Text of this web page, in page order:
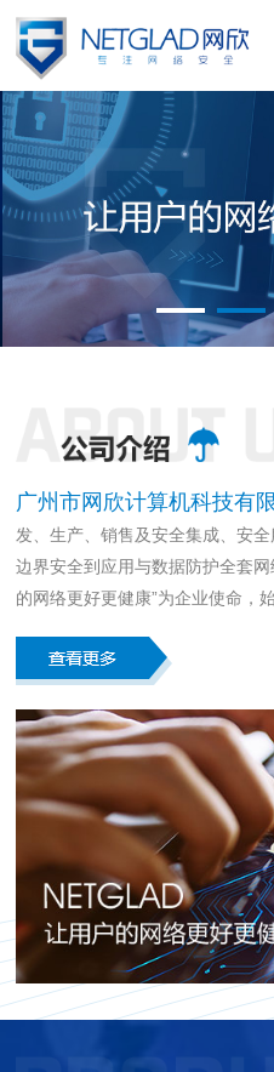
广州市网欣计算机科技有
发、生产、销售及安全集成、安
边界安全到应用与数据防护全套
的网络更好更健康”为企业使命，